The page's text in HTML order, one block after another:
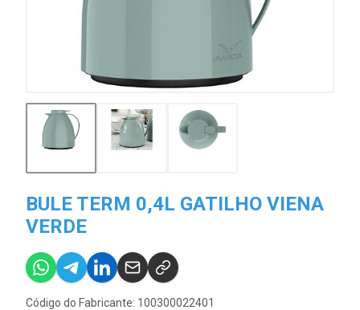
BULE TERM 0,4L GATILHO VIENA
VERDE
Código do Fabricante: 100300022401